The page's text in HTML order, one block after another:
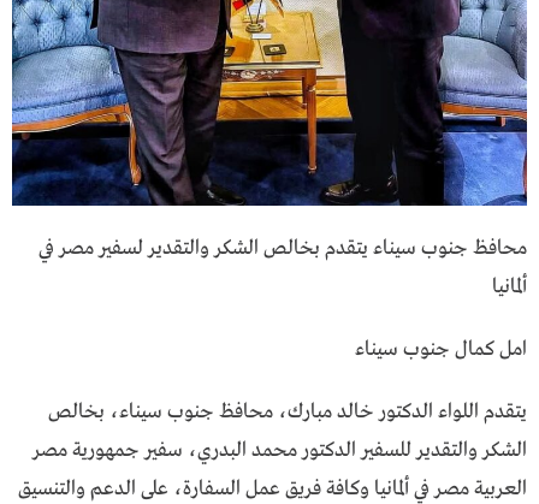
محافظ جنوب سيناء يتقدم بخالص الشكر والتقدير لسفير مصر في
ألمانيا
امل كمال جنوب سيناء
يتقدم اللواء الدكتور خالد مبارك، محافظ جنوب سيناء، بخالص
الشكر والتقدير للسفير الدكتور محمد البدري، سفير جمهورية مصر
العربية مصر في ألمانيا وكافة فريق عمل السفارة، على الدعم والتنسيق